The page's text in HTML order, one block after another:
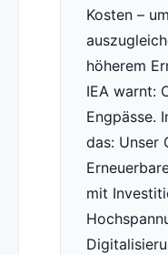
Kosten –
höherem
IEA warnt:
Engpässe.
das: Unser
mit